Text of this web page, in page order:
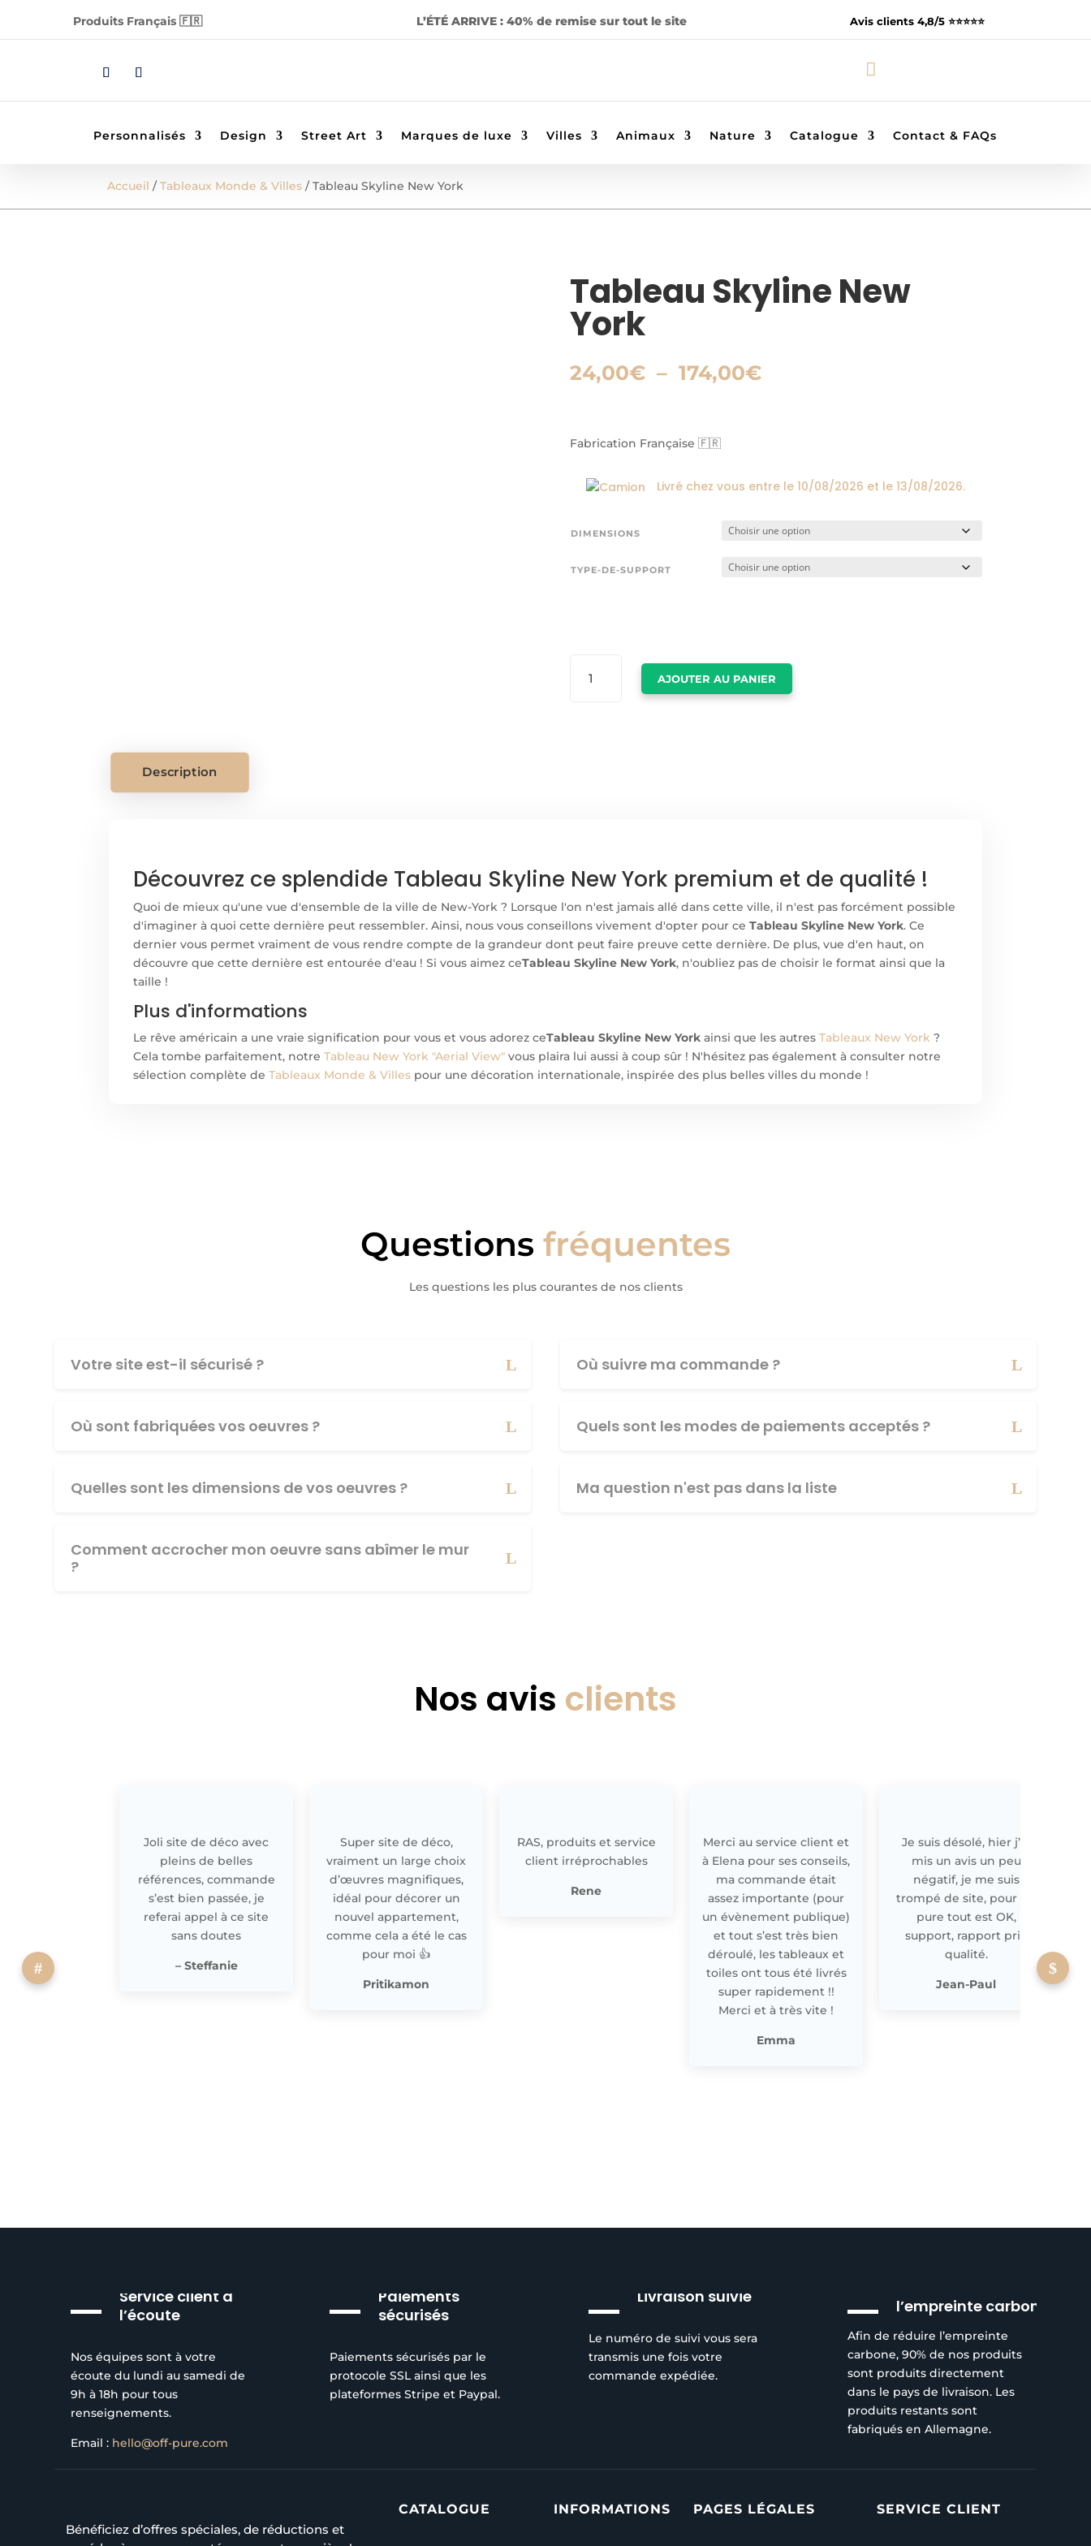
Produits Français 🇫🇷 L’ÉTÉ ARRIVE : 40% de remise sur tout le site Avis clients 4,8/5 ⭐️⭐️⭐️⭐️⭐️

Personnalisés Design Street Art Marques de luxe Villes Animaux Nature Catalogue Contact & FAQs
Accueil /Tableaux Monde & Villes / Tableau Skyline New York
Tableau Skyline New
York
24,00€ – 174,00€Plage
Fabrication Française 🇫🇷
Livré chez vous entre le10/08/2026 et le13/08/2026.
DIMENSIONS
TYPE-DE-SUPPORT
AJOUTER AU PANIER
Description
Découvrez ce splendide Tableau Skyline New York premium et de qualité !
Quoi de mieux qu'une vue d'ensemble de la ville de New-York ? Lorsque l'on n'est jamais allé dans cette ville, il n'est pas forcément possible
d'imaginer à quoi cette dernière peut ressembler. Ainsi, nous vous conseillons vivement d'opter pour ceTableau Skyline New York. Ce
dernier vous permet vraiment de vous rendre compte de la grandeur dont peut faire preuve cette dernière. De plus, vue d'en haut, on
découvre que cette dernière est entourée d'eau ! Si vous aimez ceTableau Skyline New York, n'oubliez pas de choisir le format ainsi que la
taille !
Plus d'informations
Le rêve américain a une vraie signification pour vous et vous adorez ceTableau Skyline New York ainsi que les autresTableaux New York ?
Cela tombe parfaitement, notreTableau New York "Aerial View" vous plaira lui aussi à coup sûr ! N'hésitez pas également à consulter notre
sélection complète deTableaux Monde & Villes pour une décoration internationale, inspirée des plus belles villes du monde !
Questions fréquentes
Les questions les plus courantes de nos clients
Votre site est-il sécurisé ?
Où sont fabriquées vos oeuvres ?
Quelles sont les dimensions de vos oeuvres ?
Comment accrocher mon oeuvre sans abîmer le mur
?
Où suivre ma commande ?
Quels sont les modes de paiements acceptés ?
Ma question n'est pas dans la liste
Nos avis clients
Joli site de déco avec
pleins de belles
références, commande
s’est bien passée, je
referai appel à ce site
sans doutes
– Steffanie
Super site de déco,
vraiment un large choix
d’œuvres magnifiques,
idéal pour décorer un
nouvel appartement,
comme cela a été le cas
pour moi 👍
Pritikamon
RAS, produits et service
client irréprochables
Rene
Merci au service client et
à Elena pour ses conseils,
ma commande était
assez importante (pour
un évènement publique)
et tout s’est très bien
déroulé, les tableaux et
toiles ont tous été livrés
super rapidement !!
Merci et à très vite !
Emma
Je suis désolé, hier j’ai
mis un avis un peu
négatif, je me suis
trompé de site, pour off
pure tout est OK,
support, rapport prix
qualité.
Jean-Paul
Service client à
l’écoute
Nos équipes sont à votre
écoute du lundi au samedi de
9h à 18h pour tous
renseignements.
Email : hello@off-pure.com
Paiements
sécurisés
Paiements sécurisés par le
protocole SSL ainsi que les
plateformes Stripe et Paypal.
Livraison suivie
Le numéro de suivi vous sera
transmis une fois votre
commande expédiée.
l’empreinte carbone
Afin de réduire l’empreinte
carbone, 90% de nos produits
sont produits directement
dans le pays de livraison. Les
produits restants sont
fabriqués en Allemagne.
Bénéficiez d’offres spéciales, de réductions et
CATALOGUE INFORMATIONS PAGES LÉGALES SERVICE CLIENT